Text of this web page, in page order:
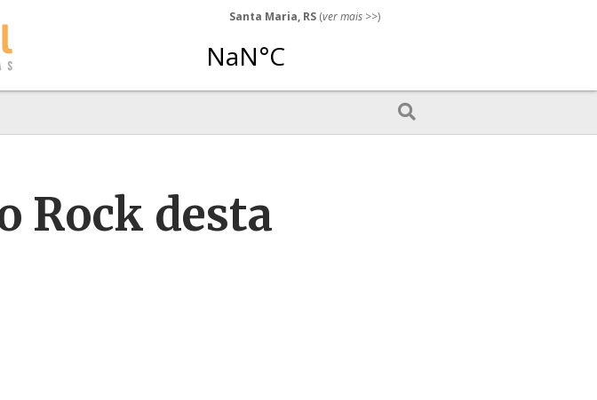
Santa Maria, RS (ver mais >>)
Rock desta